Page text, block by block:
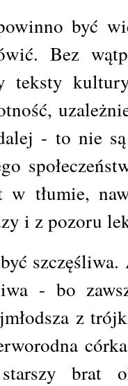
być
Bez
teksty
- to nie
w tłumie,
i z pozoru
- bo
z
brat